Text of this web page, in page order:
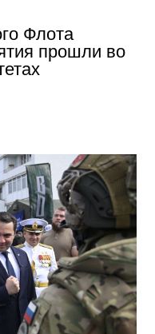
Флота
прошли во